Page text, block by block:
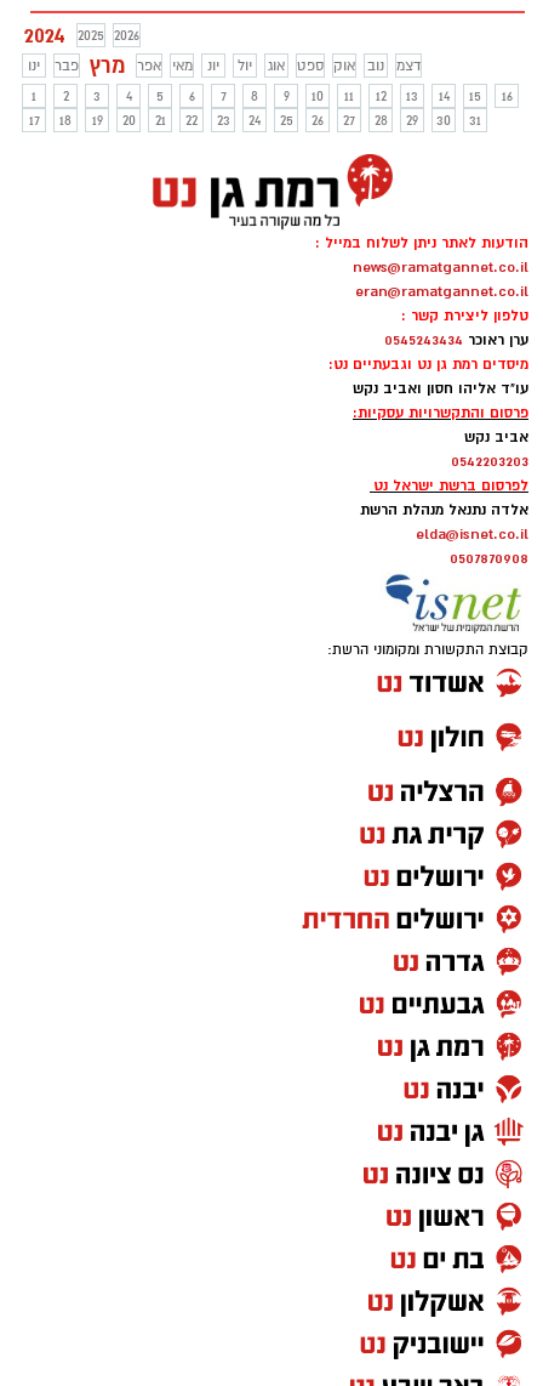
2024 2025
2026
ינו
פבר מרץ אפר מאי יונ יול אוג ספט אוק נוב
דצמ
1
2 3 4 5 6 7 8 9 10 11 12 13 14 15
16
17
18 19 20 21 22 23 24 25 26 27 28 29 30 31
הודעות לאתר ניתן לשלוח במייל :
news@ramatgannet.co.il
eran@ramatgannet.co.il
טלפון ליצירת קשר :
ערן ראוכר 0545243434
מיסדים רמת גן נט וגבעתיים נט:
עו"ד אליהו חסון ואביב נקש
פרסום והתקשרויות עסקיות:
אביב נקש
0542203203
לפרסום ברשת ישראל נט
אלדה נתנאל מנהלת הרשת
elda@isnet.co.il
0507870908
קבוצת התקשורת ומקומוני הרשת: